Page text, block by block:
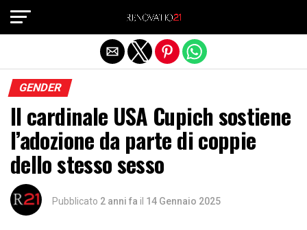
GENDER
Il cardinale USA Cupich sostiene
l’adozione da parte di coppie
dello stesso sesso
Pubblicato 2 anni fa il 14 Gennaio 2025
Exit mobile version